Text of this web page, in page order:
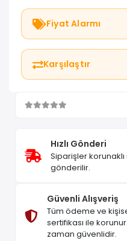
Fiyat Alarmı
Karşılaştır
Hızlı Gönderi
Siparişler
gönderilir.
Güvenli Alışveriş
Tüm ödeme ve
sertifikası ile
zaman güvenlidir.